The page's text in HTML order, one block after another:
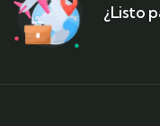
¿Listo